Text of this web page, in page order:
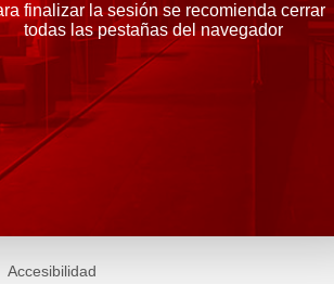
finalizar la sesión se recomienda cerrar
todas las pestañas del navegador
Accesibilidad